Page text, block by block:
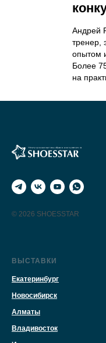
Андрей
тренер,
опытом
Более
на
© 2026 SHOESSTAR
ВЫСТАВКИ
Екатеринбург
Новосибирск
Алматы
Владивосток